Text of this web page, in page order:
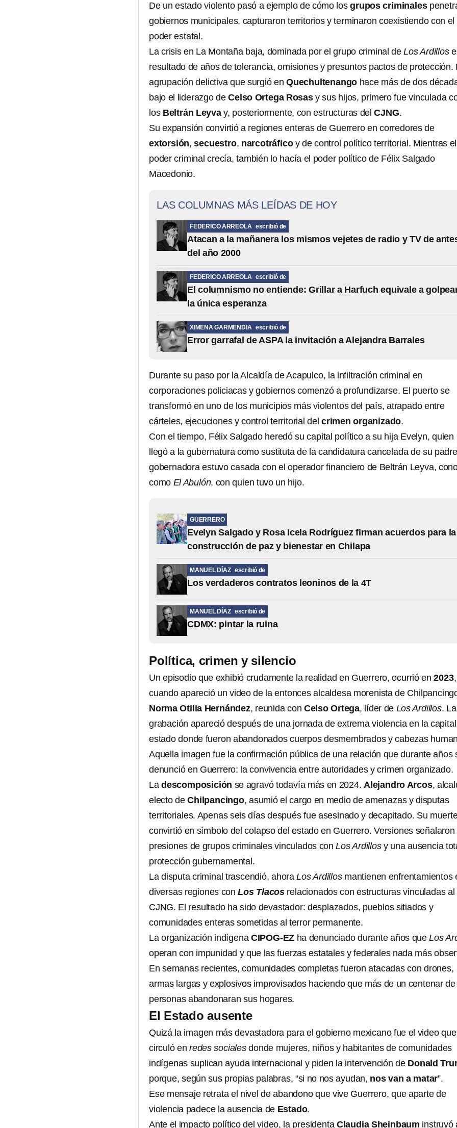
De un estado violento pasó a ejemplo de cómo losgrupos criminales
gobiernos municipales, capturaron territorios y terminaron coexistiendo con el
poder estatal.
La crisis en La Montaña baja, dominada por el grupo criminal deLos Ardillos
resultado de años de tolerancia, omisiones y presuntos pactos de protección.
agrupación delictiva que surgió enQuechultenango hace más de dos
bajo el liderazgo deCelso Ortega Rosasy sus hijos, primero fue vinculada
los Beltrán Leyvay, posteriormente, con estructuras delCJNG.
Su expansión convirtió a regiones enteras de Guerrero en corredores de
extorsión, secuestro, narcotráficoy de control político territorial. Mientras el
poder criminal crecía, también lo hacía el poder político de Félix Salgado
Macedonio.
LAS COLUMNAS MÁS LEÍDAS DE HOY
FEDERICO ARREOLA escribió de
Atacan a la mañanera los mismos vejetes de radio y TV de
del año 2000
FEDERICO ARREOLA escribió de
El columnismo no entiende: Grillar a Harfuch equivale a
la única esperanza
XIMENA GARMENDIA escribió de
Error garrafal de ASPA la invitación a Alejandra Barrales
Durante su paso por la Alcaldía de Acapulco, la infiltración criminal en
corporaciones policiacas y gobiernos comenzó a profundizarse. El puerto se
transformó en uno de los municipios más violentos del país, atrapado entre
cárteles, ejecuciones y control territorial del crimen organizado.
Con el tiempo, Félix Salgado heredó su capital político a su hija Evelyn, quien
llegó a la gubernatura como sustituta de la candidatura cancelada de su
gobernadora estuvo casada con el operador financiero de Beltrán Leyva,
como El Abulón, con quien tuvo un hijo.
GUERRERO
Evelyn Salgado y Rosa Icela Rodríguez firman acuerdos para la
construcción de paz y bienestar en Chilapa
MANUEL DÍAZ escribió de
Los verdaderos contratos leoninos de la 4T
MANUEL DÍAZ escribió de
CDMX: pintar la ruina
Política, crimen y silencio
Un episodio que exhibió crudamente la realidad en Guerrero, ocurrió en2023,
cuando apareció un video de la entonces alcaldesa morenista de
Norma Otilia Hernández, reunida con Celso Ortega, líder de Los Ardillos. La
grabación apareció después de una jornada de extrema violencia en la
estado donde fueron abandonados cuerpos desmembrados y cabezas
Aquella imagen fue la confirmación pública de una relación que durante años
denunció en Guerrero: la convivencia entre autoridades y crimen organizado.
La descomposición se agravó todavía más en 2024.Alejandro Arcos,
electo deChilpancingo, asumió el cargo en medio de amenazas y disputas
territoriales. Apenas seis días después fue asesinado y decapitado. Su
convirtió en símbolo del colapso del estado en Guerrero. Versiones señalaron
presiones de grupos criminales vinculados conLos Ardillosy una ausencia
protección gubernamental.
La disputa criminal trascendió, ahoraLos Ardillosmantienen enfrentamientos
diversas regiones conLos Tlacos relacionados con estructuras vinculadas al
CJNG. El resultado ha sido devastador: desplazados, pueblos sitiados y
comunidades enteras sometidas al terror permanente.
La organización indígena CIPOG-EZ ha denunciado durante años queLos
operan con impunidad y que las fuerzas estatales y federales nada más
En semanas recientes, comunidades completas fueron atacadas con drones,
armas largas y explosivos improvisados haciendo que más de un centenar de
personas abandonaran sus hogares.
El Estado ausente
Quizá la imagen más devastadora para el gobierno mexicano fue el video que
circuló enredes sociales donde mujeres, niños y habitantes de comunidades
indígenas suplican ayuda internacional y piden la intervención de Donald
porque, según sus propias palabras, “si no nos ayudan, nos van a matar”.
Ese mensaje retrata el nivel de abandono que vive Guerrero, que aparte de
violencia padece la ausencia de Estado.
Ante el impacto político del video, la presidenta Claudia Sheinbaum instruyó